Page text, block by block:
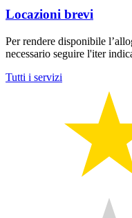
Locazioni brevi
Per rendere disponibile
necessario seguire l'iter
Tutti i servizi